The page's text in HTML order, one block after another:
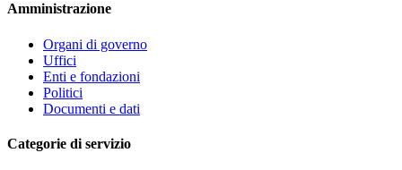
Amministrazione
Organi di governo
Uffici
Enti e fondazioni
Politici
Documenti e dati
Categorie di servizio